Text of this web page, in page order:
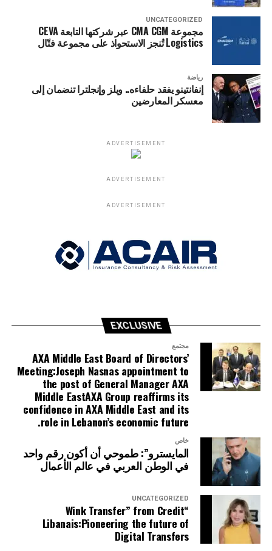
UNCATEGORIZED
مجموعة CMA CGM عبر شركتها التابعة CEVA
Logistics تُنجز الاستحواذ على مجموعة فتّال
رياضة
إنفانتينو يفقد حلفاءه.. ويلز وإنجلترا تنضمان إلى
معسكر المعارضين
ADVERTISEMENT
ADVERTISEMENT
ADVERTISEMENT
EXCLUSIVE
مجتمع
AXA Middle East Board of Directors’
Meeting:Joseph Nasnas appointment to
the post of General Manager AXA
Middle EastAXA Group reaffirms its
confidence in AXA Middle East and its
role in Lebanon’s economic future.
خاص
المايسترو”: طموحي أن أكون رقم واحد
في الوطن العربي في عالم الأعمال
UNCATEGORIZED
“Wink Transfer” from Credit
Libanais:Pioneering the future of
Digital Transfers